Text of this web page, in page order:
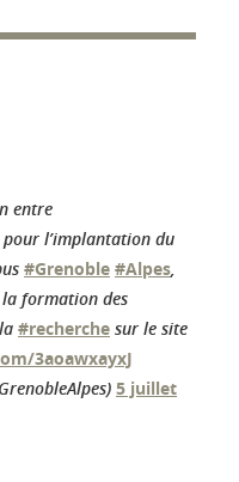
entre
pour l’implantation du
#Grenoble #Alpes,
formation des
#recherche sur le site
3aoawxayxJ
5 juillet